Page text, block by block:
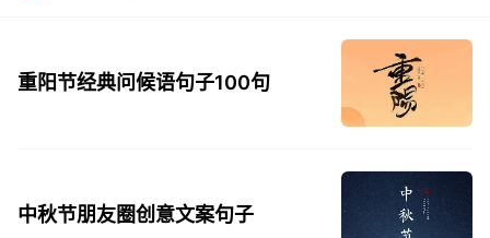
重阳节经典问候语句子100句
中秋节朋友圈创意文案句子